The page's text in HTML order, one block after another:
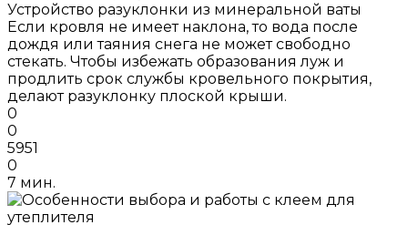
Устройство разуклонки из минеральной ваты
Если кровля не имеет наклона, то вода после
дождя или таяния снега не может свободно
стекать. Чтобы избежать образования луж и
продлить срок службы кровельного покрытия,
делают разуклонку плоской крыши.
0
0
5951
0
7 мин.